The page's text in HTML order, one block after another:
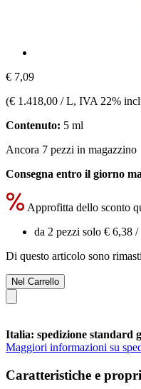
€ 7,09
(€ 1.418,00 / L, IVA 22%
Contenuto: 5 ml
Ancora 7 pezzi in magazzino
Consegna entro il giorno
Approfitta dello sconto
da 2 pezzi solo € 6,38 /
Di questo articolo sono
Nel Carrello
Italia: spedizione standard
Maggiori informazioni su
Caratteristiche e